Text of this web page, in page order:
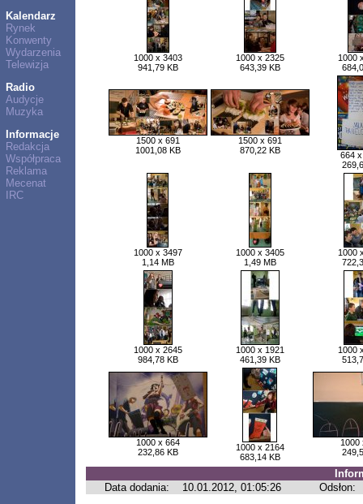
Kalendarz
Rynek
Konwenty
Wydarzenia
Telewizja
Radio
Audycje
Muzyka
Informacje
Redakcja
Współpraca
Reklama
Mecenat
IRC
1000 x 3403
941,79 KB
1000 x 2325
643,39 KB
1000
1500 x 691
1001,08 KB
1500 x 691
870,22 KB
664
1000 x 3497
1,14 MB
1000 x 3405
1,49 MB
1000
1000 x 2645
984,78 KB
1000 x 1921
461,39 KB
1000
1000 x 664
232,86 KB
1000 x 2164
683,14 KB
1000
Data dodania:
10.01.2012, 01:05:26 Odsłon: